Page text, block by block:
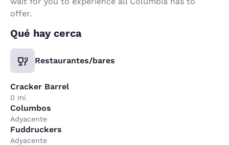
offer.
Qué hay cerca
Restaurantes/bares
Cracker Barrel
0 mi
Columbos
Adyacente
Fuddruckers
Adyacente